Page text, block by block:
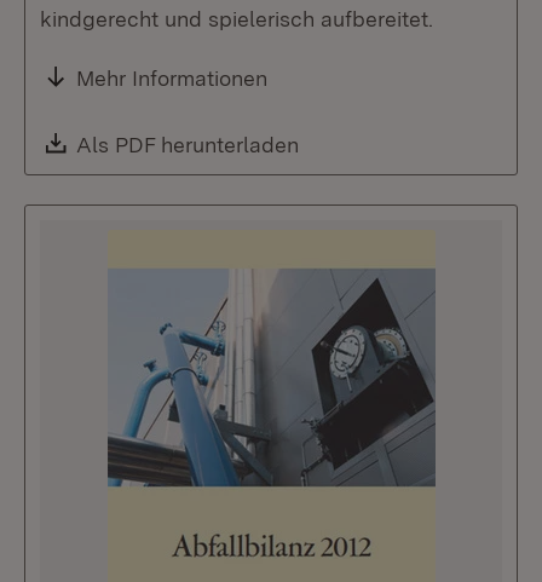
kindgerecht und spielerisch aufbereitet.
Mehr Informationen
Download:
Als PDF herunterladen